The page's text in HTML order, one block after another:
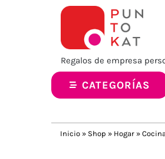
Regalos de empresa
CATEGORÍAS
Inicio » Shop » Hogar »